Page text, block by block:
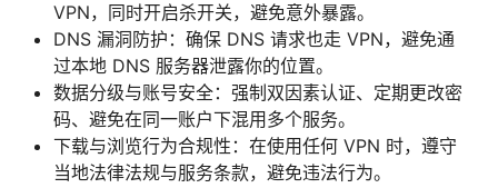
VPN，同时开启杀开关，避免意外暴露。
DNS 漏洞防护：确保 DNS 请求也走 VPN，避免通
过本地 DNS 服务器泄露你的位置。
数据分级与账号安全：强制双因素认证、定期更改密
码、避免在同一账户下混用多个服务。
下载与浏览行为合规性：在使用任何 VPN 时，遵守
当地法律法规与服务条款，避免违法行为。